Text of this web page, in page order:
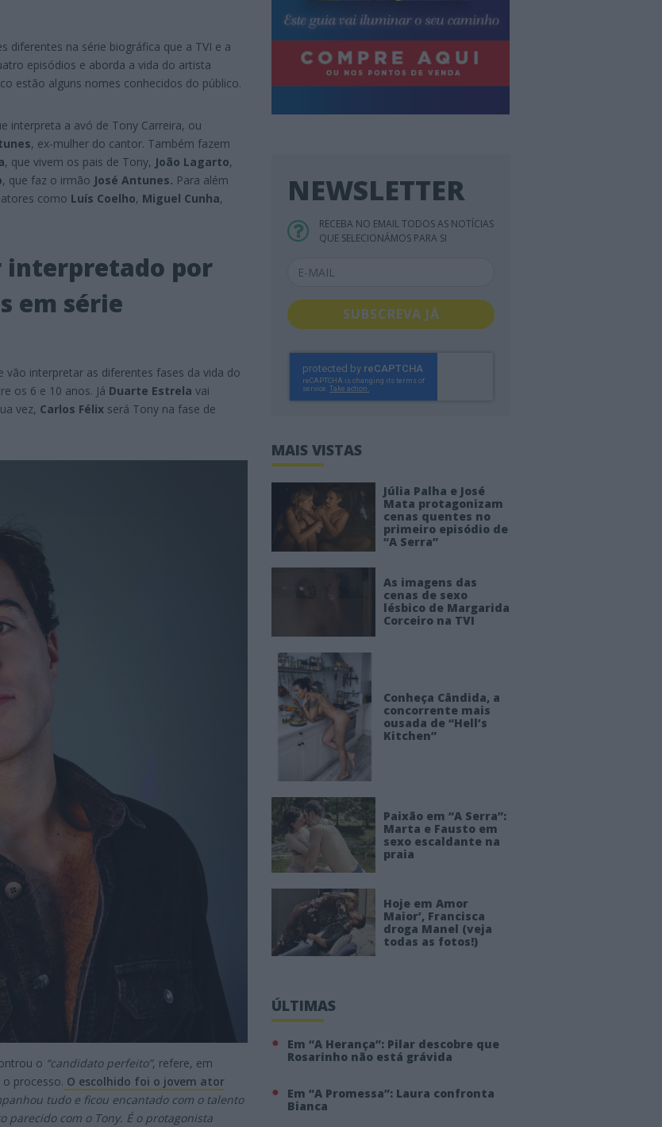
diferentes na série biográfica que a TVI e a
episódios e aborda a vida do artista
estão alguns nomes conhecidos do público.
interpreta a avó de Tony Carreira, ou
, ex-mulher do cantor. Também fazem
, que vivem os pais de Tony, João Lagarto,
, que faz o irmão José Antunes. Para além
como Luís Coelho, Miguel Cunha,
interpretado por
em série
vão interpretar as diferentes fases da vida do
os 6 e 10 anos. Já Duarte Estrela vai
vez, Carlos Félix será Tony na fase de
o “candidato perfeito”, refere, em
processo. O escolhido foi o jovem ator
tudo e ficou encantado com o talento
parecido com o Tony. É o protagonista
NEWSLETTER
RECEBA NO EMAIL TODOS AS NOTÍCIAS
QUE SELECIONÁMOS PARA SI
SUBSCREVA JÁ
MAIS VISTAS
Júlia Palha e José
Mata protagonizam
cenas quentes no
primeiro episódio de
“A Serra”
As imagens das
cenas de sexo
lésbico de Margarida
Corceiro na TVI
Conheça Cândida, a
concorrente mais
ousada de “Hell’s
Kitchen”
Paixão em “A Serra”:
Marta e Fausto em
sexo escaldante na
praia
Hoje em Amor
Maior’, Francisca
droga Manel (veja
todas as fotos!)
ÚLTIMAS
Em “A Herança”: Pilar descobre que
Rosarinho não está grávida
Em “A Promessa”: Laura confronta
Bianca